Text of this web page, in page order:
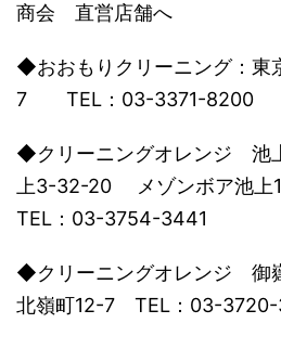
商会 直営店舗へ
◆おおもりクリーニング：東
7 TEL：03-3371-8200
◆クリーニングオレンジ 池
上3-32-20 メゾン
TEL：03-3754-3441
◆クリーニングオレンジ 御
北嶺町12-7 TEL：03-3720-